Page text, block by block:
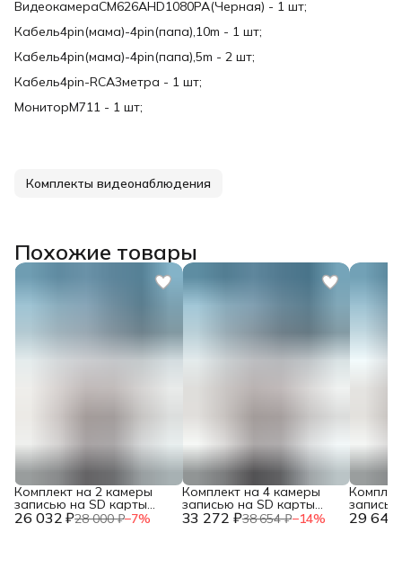
ВидеокамераCM626AHD1080PA(Черная) - 1 шт;
Кабель4pin(мама)-4pin(папа),10m - 1 шт;
Кабель4pin(мама)-4pin(папа),5m - 2 шт;
Кабель4pin-RCA3метра - 1 шт;
МониторM711 - 1 шт;
Комплекты видеонаблюдения
Похожие товары
26 032 ₽28 000 ₽−7%
Комплект на 2 камеры
записью на SD карты
ППРФ 969 33 272 ₽38 654 ₽−14%
Комплект на 4 камеры
записью на SD карты
ППРФ 969 29 641
ППРФ